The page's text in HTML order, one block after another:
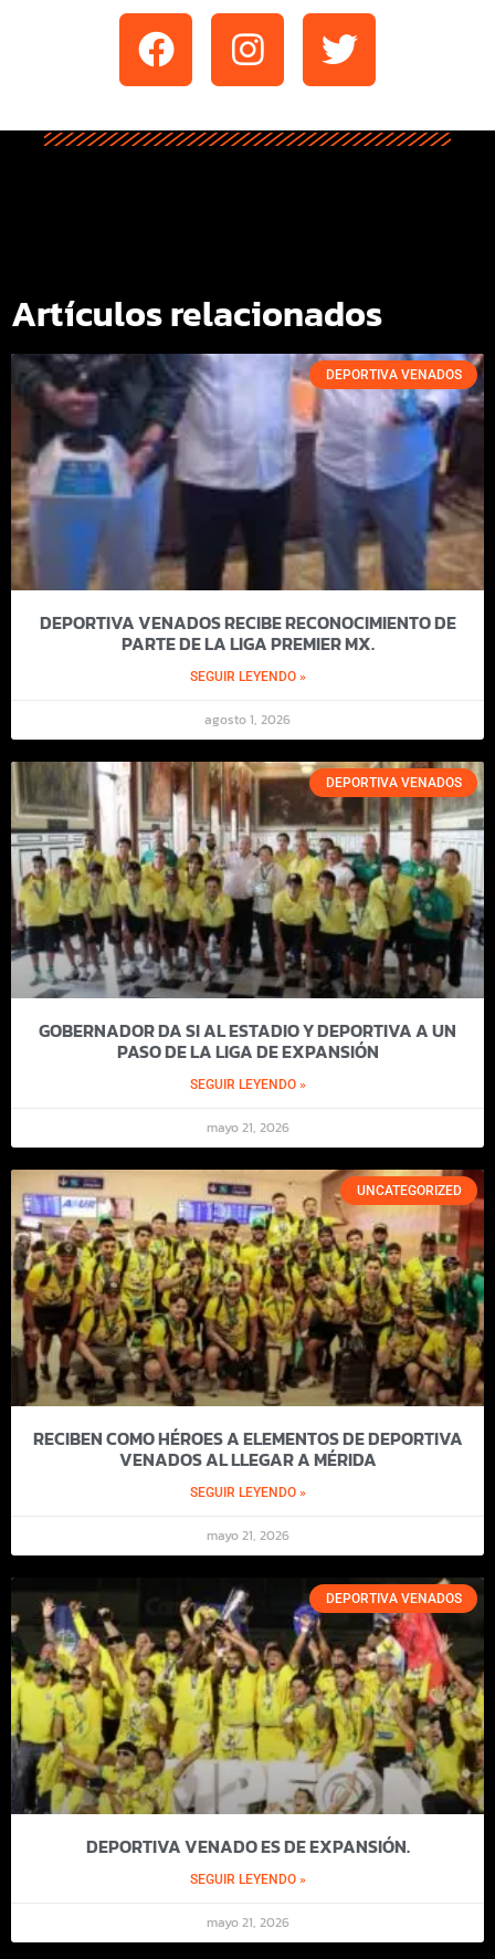
Artículos relacionados
DEPORTIVA VENADOS
DEPORTIVA VENADOS RECIBE RECONOCIMIENTO DE
PARTE DE LA LIGA PREMIER MX.
SEGUIR LEYENDO »
agosto 1, 2026
DEPORTIVA VENADOS
GOBERNADOR DA SI AL ESTADIO Y DEPORTIVA A UN
PASO DE LA LIGA DE EXPANSIÓN
SEGUIR LEYENDO »
mayo 21, 2026
UNCATEGORIZED
RECIBEN COMO HÉROES A ELEMENTOS DE DEPORTIVA
VENADOS AL LLEGAR A MÉRIDA
SEGUIR LEYENDO »
mayo 21, 2026
DEPORTIVA VENADOS
DEPORTIVA VENADO ES DE EXPANSIÓN.
SEGUIR LEYENDO »
mayo 21, 2026